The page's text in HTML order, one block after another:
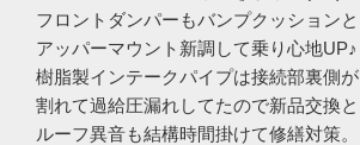
フロントダンパーもバンプクッションと
アッパーマウント新調して乗り心地UP♪
樹脂製インテークパイプは接続部裏側が
割れて過給圧漏れしてたので新品交換と
ルーフ異音も結構時間掛けて修繕対策。